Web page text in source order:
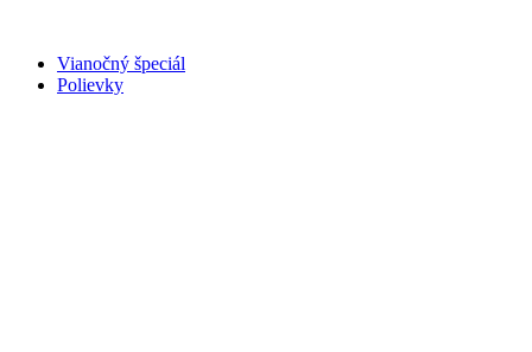
Vianočný špeciál
Polievky